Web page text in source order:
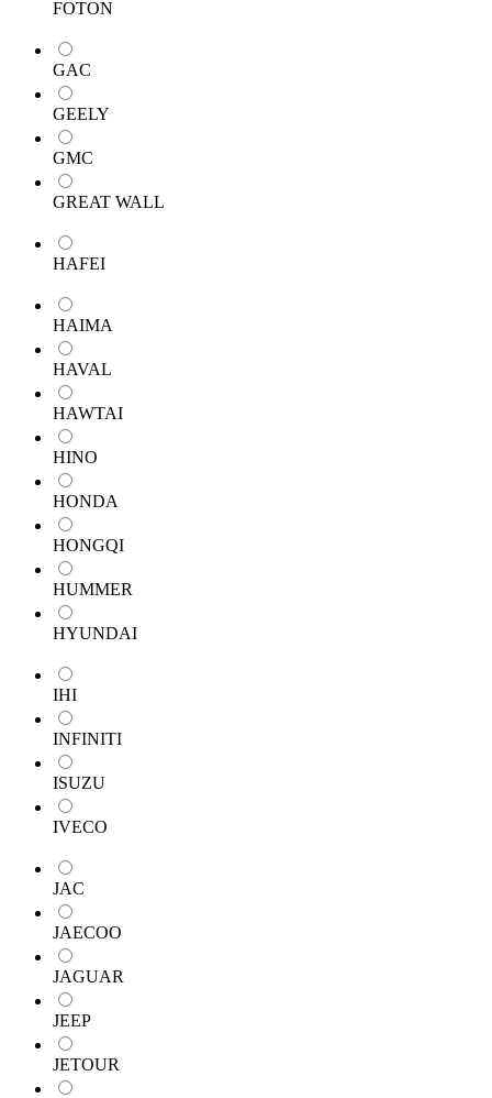
FOTON
GAC
GEELY
GMC
GREAT WALL
HAFEI
HAIMA
HAVAL
HAWTAI
HINO
HONDA
HONGQI
HUMMER
HYUNDAI
IHI
INFINITI
ISUZU
IVECO
JAC
JAECOO
JAGUAR
JEEP
JETOUR